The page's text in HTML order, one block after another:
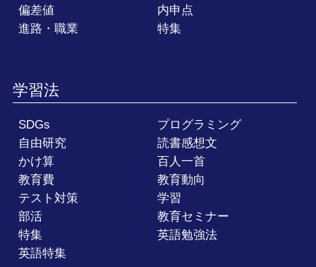
偏差値
内申点
進路・職業
特集
学習法
SDGs
プログラミング
自由研究
読書感想文
かけ算
百人一首
教育費
教育動向
テスト対策
学習
部活
教育セミナー
特集
英語勉強法
英語特集